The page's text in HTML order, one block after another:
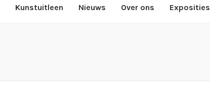
Kunstuitleen Nieuws Over ons Exposities